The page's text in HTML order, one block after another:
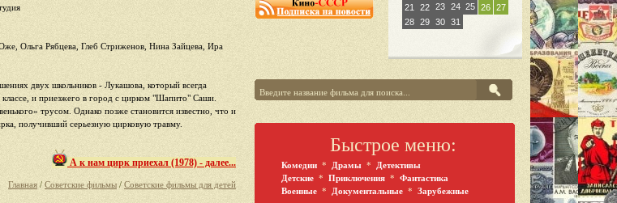
Ольга Рябцева, Глеб Стриженов, Нина Зайцева, Ира
двух школьников - Лукашова, который всегда
и приезжего в город с цирком "Шапито" Саши.
трусом. Однако позже становится известно, что и
получивший серьезную цирковую травму.
А к нам цирк приехал (1978) - далее...
Главная / Советские фильмы / Советские фильмы для детей
21
22 23 24 25 26 27
28 29 30 31
Быстрое меню:
Комедии * Драмы *
Детективы
Детские * Приключения * Фантастика
Военные * Документальные * Зарубежные